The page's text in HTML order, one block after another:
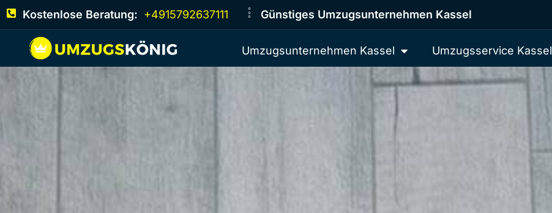
Kostenlose Beratung: +4915792637111 Günstiges Umzugsunternehmen Kassel
Umzugsunternehmen Kassel Umzugsservice Kassel